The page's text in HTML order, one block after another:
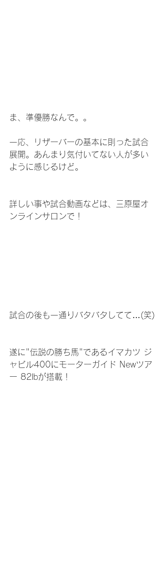
ま、準優勝なんで。。
一応、リザーバーの基本に則った試合
展開。あんまり気付いてない人が多い
ように感じるけど。
詳しい事や試合動画などは、三原屋オ
ンラインサロンで！
試合の後も一通りバタバタしてて…(笑)
遂に"伝説の勝ち馬"であるイマカツ ジ
ャビル400にモーターガイド Newツア
ー 82lbが搭載！